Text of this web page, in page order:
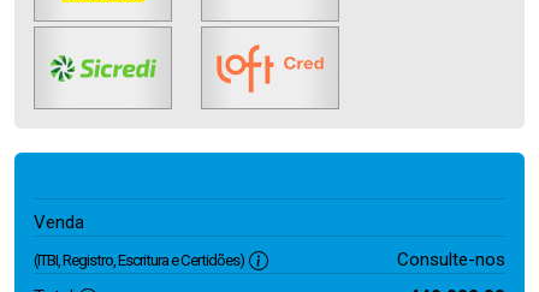
Venda
(ITBI, Registro, Escritura e Certidões)
Consulte-nos